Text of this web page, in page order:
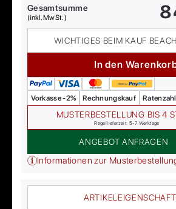
Gesamtsumme
(inkl. MwSt.)
WICHTIGES BEIM KAUF
In den
Vorkasse -2% Rechnungskauf
MUSTERBESTELLUNG BIS 4
Regellieferzeit: 5-7 Werktage
ANGEBOT ANFRAGEN
Informationen zur